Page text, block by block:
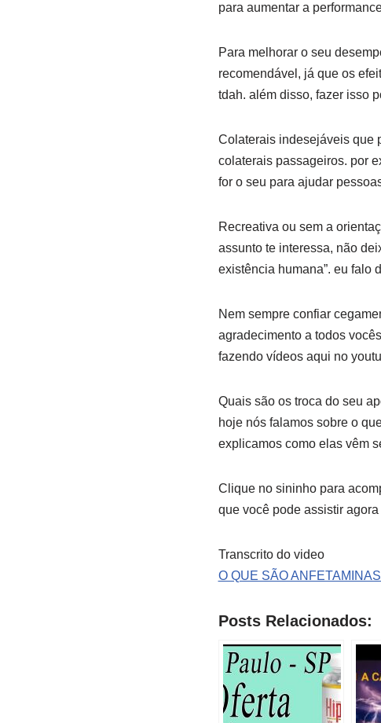
para aumentar a
Para melhorar o seu
recomendável, já que os
tdah. além disso, fazer isso
Colaterais indesejáveis que
colaterais passageiros. por
for o seu para ajudar
Recreativa ou sem a
assunto te interessa, não
existência humana”. eu falo
Nem sempre confiar
agradecimento a todos
fazendo vídeos aqui no
Quais são os troca do seu
hoje nós falamos sobre o
explicamos como elas vêm
Clique no sininho para
que você pode assistir
Transcrito do video
O QUE SÃO
Posts Relacionados: